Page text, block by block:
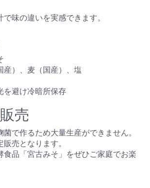
味の違いを実感できます。
産）、麦（国産）、塩
を避け冷暗所保存
売
で作るため大量生産ができません。
売となります。
食品「宮古みそ」をぜひご家庭でお楽